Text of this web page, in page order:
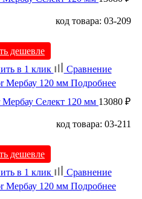
код товара: 03-209
дешевле
в 1 клик
Сравнение
Подробнее
Мербау Селект 120 мм 13080 ₽
код товара: 03-211
дешевле
в 1 клик
Сравнение
Подробнее